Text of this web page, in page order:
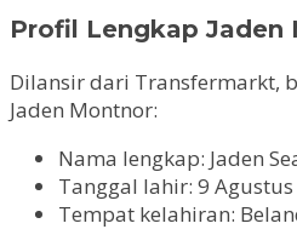
Profil Lengkap Jaden
Dilansir dari Transfermarkt,
Jaden Montnor:
Nama lengkap: Jaden
Tanggal lahir: 9
Tempat kelahiran: